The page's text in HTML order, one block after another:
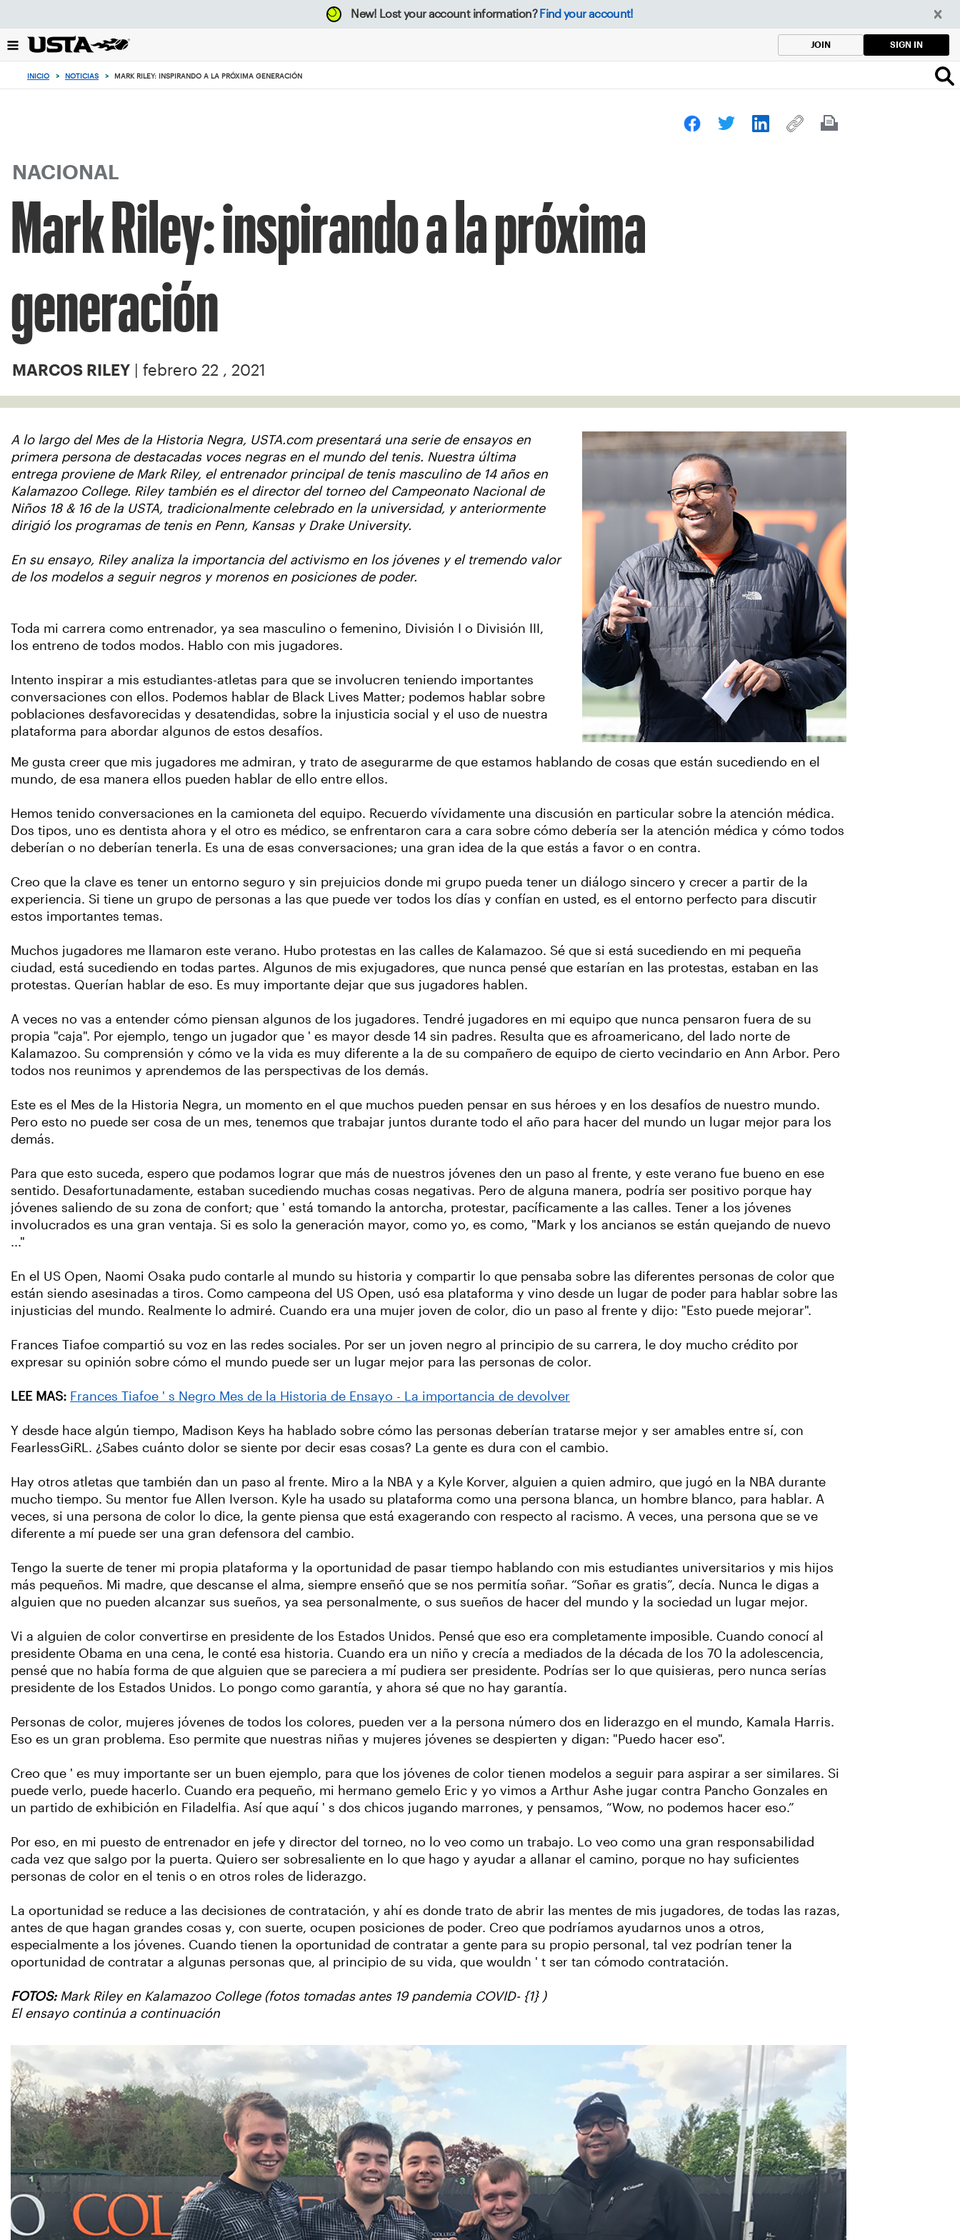
el
botón
New! Lost your account information? Find your account!
JOIN SIGN IN
INICIO > NOTICIAS > MARK RILEY: INSPIRANDO A LA PRÓXIMA GENERACIÓN
NACIONAL
Mark Riley: inspirando a la próxima
generación
MARCOS RILEY | febrero 22 , 2021
A lo largo del Mes de la Historia Negra, USTA.com presentará una serie de ensayos en
primera persona de destacadas voces negras en el mundo del tenis. Nuestra última
entrega proviene de Mark Riley, el entrenador principal de tenis masculino de 14 años en
Kalamazoo College. Riley también es el director del torneo del Campeonato Nacional de
Niños 18 & 16 de la USTA, tradicionalmente celebrado en la universidad, y anteriormente
dirigió los programas de tenis en Penn, Kansas y Drake University.
En su ensayo, Riley analiza la importancia del activismo en los jóvenes y el tremendo valor
de los modelos a seguir negros y morenos en posiciones de poder.
Toda mi carrera como entrenador, ya sea masculino o femenino, División I o División III,
los entreno de todos modos. Hablo con mis jugadores.
Intento inspirar a mis estudiantes-atletas para que se involucren teniendo importantes
conversaciones con ellos. Podemos hablar de Black Lives Matter; podemos hablar sobre
poblaciones desfavorecidas y desatendidas, sobre la injusticia social y el uso de nuestra
plataforma para abordar algunos de estos desafíos.
Me gusta creer que mis jugadores me admiran, y trato de asegurarme de que estamos hablando de cosas que están sucediendo en el
mundo, de esa manera ellos pueden hablar de ello entre ellos.
Hemos tenido conversaciones en la camioneta del equipo. Recuerdo vívidamente una discusión en particular sobre la atención médica.
Dos tipos, uno es dentista ahora y el otro es médico, se enfrentaron cara a cara sobre cómo debería ser la atención médica y cómo todos
deberían o no deberían tenerla. Es una de esas conversaciones; una gran idea de la que estás a favor o en contra.
Creo que la clave es tener un entorno seguro y sin prejuicios donde mi grupo pueda tener un diálogo sincero y crecer a partir de la
experiencia. Si tiene un grupo de personas a las que puede ver todos los días y confían en usted, es el entorno perfecto para discutir
estos importantes temas.
Muchos jugadores me llamaron este verano. Hubo protestas en las calles de Kalamazoo. Sé que si está sucediendo en mi pequeña
ciudad, está sucediendo en todas partes. Algunos de mis exjugadores, que nunca pensé que estarían en las protestas, estaban en las
protestas. Querían hablar de eso. Es muy importante dejar que sus jugadores hablen.
A veces no vas a entender cómo piensan algunos de los jugadores. Tendré jugadores en mi equipo que nunca pensaron fuera de su
propia "caja". Por ejemplo, tengo un jugador que ' es mayor desde 14 sin padres. Resulta que es afroamericano, del lado norte de
Kalamazoo. Su comprensión y cómo ve la vida es muy diferente a la de su compañero de equipo de cierto vecindario en Ann Arbor. Pero
todos nos reunimos y aprendemos de las perspectivas de los demás.
Este es el Mes de la Historia Negra, un momento en el que muchos pueden pensar en sus héroes y en los desafíos de nuestro mundo.
Pero esto no puede ser cosa de un mes, tenemos que trabajar juntos durante todo el año para hacer del mundo un lugar mejor para los
demás.
Para que esto suceda, espero que podamos lograr que más de nuestros jóvenes den un paso al frente, y este verano fue bueno en ese
sentido. Desafortunadamente, estaban sucediendo muchas cosas negativas. Pero de alguna manera, podría ser positivo porque hay
jóvenes saliendo de su zona de confort; que ' está tomando la antorcha, protestar, pacíficamente a las calles. Tener a los jóvenes
involucrados es una gran ventaja. Si es solo la generación mayor, como yo, es como, "Mark y los ancianos se están quejando de nuevo
..."
En el US Open, Naomi Osaka pudo contarle al mundo su historia y compartir lo que pensaba sobre las diferentes personas de color que
están siendo asesinadas a tiros. Como campeona del US Open, usó esa plataforma y vino desde un lugar de poder para hablar sobre las
injusticias del mundo. Realmente lo admiré. Cuando era una mujer joven de color, dio un paso al frente y dijo: "Esto puede mejorar".
Frances Tiafoe compartió su voz en las redes sociales. Por ser un joven negro al principio de su carrera, le doy mucho crédito por
expresar su opinión sobre cómo el mundo puede ser un lugar mejor para las personas de color.
LEE MAS: Frances Tiafoe ' s Negro Mes de la Historia de Ensayo - La importancia de devolver
Y desde hace algún tiempo, Madison Keys ha hablado sobre cómo las personas deberían tratarse mejor y ser amables entre sí, con
FearlessGiRL. ¿Sabes cuánto dolor se siente por decir esas cosas? La gente es dura con el cambio.
Hay otros atletas que también dan un paso al frente. Miro a la NBA y a Kyle Korver, alguien a quien admiro, que jugó en la NBA durante
mucho tiempo. Su mentor fue Allen Iverson. Kyle ha usado su plataforma como una persona blanca, un hombre blanco, para hablar. A
veces, si una persona de color lo dice, la gente piensa que está exagerando con respecto al racismo. A veces, una persona que se ve
diferente a mí puede ser una gran defensora del cambio.
Tengo la suerte de tener mi propia plataforma y la oportunidad de pasar tiempo hablando con mis estudiantes universitarios y mis hijos
más pequeños. Mi madre, que descanse el alma, siempre enseñó que se nos permitía soñar. “Soñar es gratis”, decía. Nunca le digas a
alguien que no pueden alcanzar sus sueños, ya sea personalmente, o sus sueños de hacer del mundo y la sociedad un lugar mejor.
Vi a alguien de color convertirse en presidente de los Estados Unidos. Pensé que eso era completamente imposible. Cuando conocí al
presidente Obama en una cena, le conté esa historia. Cuando era un niño y crecía a mediados de la década de los 70 la adolescencia,
pensé que no había forma de que alguien que se pareciera a mí pudiera ser presidente. Podrías ser lo que quisieras, pero nunca serías
presidente de los Estados Unidos. Lo pongo como garantía, y ahora sé que no hay garantía.
Personas de color, mujeres jóvenes de todos los colores, pueden ver a la persona número dos en liderazgo en el mundo, Kamala Harris.
Eso es un gran problema. Eso permite que nuestras niñas y mujeres jóvenes se despierten y digan: "Puedo hacer eso".
Creo que ' es muy importante ser un buen ejemplo, para que los jóvenes de color tienen modelos a seguir para aspirar a ser similares. Si
puede verlo, puede hacerlo. Cuando era pequeño, mi hermano gemelo Eric y yo vimos a Arthur Ashe jugar contra Pancho Gonzales en
un partido de exhibición en Filadelfia. Así que aquí ' s dos chicos jugando marrones, y pensamos, “Wow, no podemos hacer eso.”
Por eso, en mi puesto de entrenador en jefe y director del torneo, no lo veo como un trabajo. Lo veo como una gran responsabilidad
cada vez que salgo por la puerta. Quiero ser sobresaliente en lo que hago y ayudar a allanar el camino, porque no hay suficientes
personas de color en el tenis o en otros roles de liderazgo.
La oportunidad se reduce a las decisiones de contratación, y ahí es donde trato de abrir las mentes de mis jugadores, de todas las razas,
antes de que hagan grandes cosas y, con suerte, ocupen posiciones de poder. Creo que podríamos ayudarnos unos a otros,
especialmente a los jóvenes. Cuando tienen la oportunidad de contratar a gente para su propio personal, tal vez podrían tener la
oportunidad de contratar a algunas personas que, al principio de su vida, que wouldn ' t ser tan cómodo contratación.
FOTOS: Mark Riley en Kalamazoo College (fotos tomadas antes 19 pandemia COVID- {1} )
El ensayo continúa a continuación